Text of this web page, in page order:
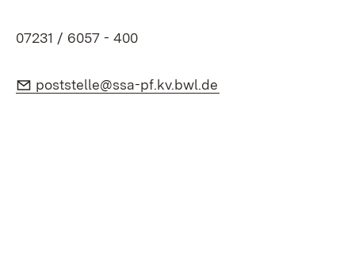
07231 / 6057 - 400
E-Mail:
poststelle@ssa-pf.kv.bwl.de